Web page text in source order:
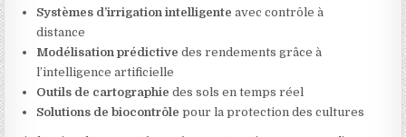
Systèmes d’irrigation intelligente avec contrôle à
distance
Modélisation prédictive des rendements grâce à
l’intelligence artificielle
Outils de cartographie des sols en temps réel
Solutions de biocontrôle pour la protection des cultures